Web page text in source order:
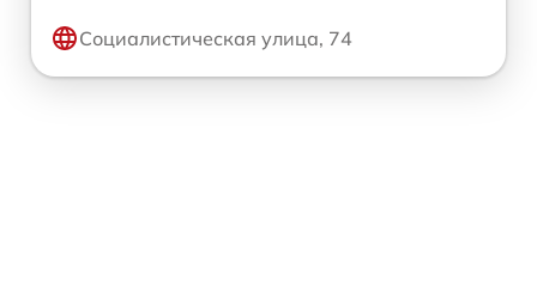
Социалистическая улица, 74